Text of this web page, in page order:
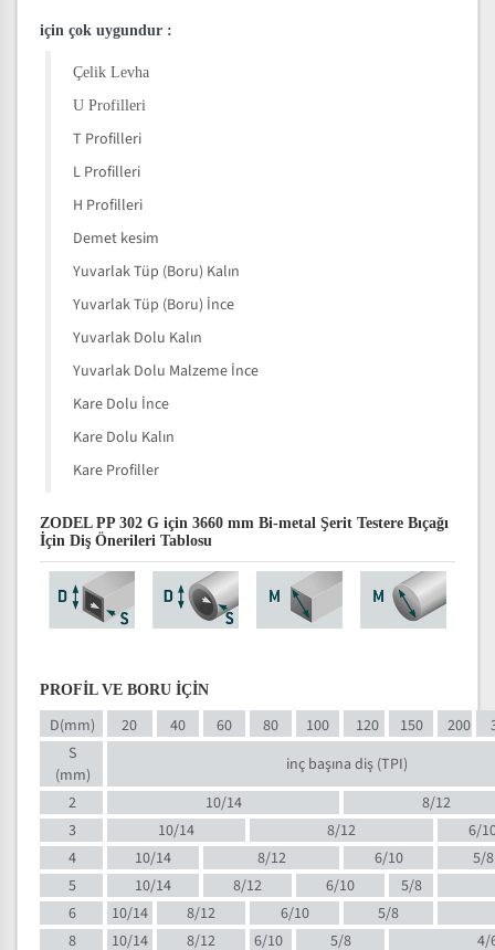
için çok uygundur :
Çelik Levha
U Profilleri
T Profilleri
L Profilleri
H Profilleri
Demet kesim
Yuvarlak Tüp (Boru) Kalın
Yuvarlak Tüp (Boru) İnce
Yuvarlak Dolu Kalın
Yuvarlak Dolu Malzeme İnce
Kare Dolu İnce
Kare Dolu Kalın
Kare Profiller
ZODEL PP 302 G için 3660 mm Bi-metal Şerit Testere Bıçağı
İçin Diş Önerileri Tablosu
PROFİL VE BORU İÇİN
D(mm) 20 40 60 80 100 120 150 200
S
(mm)
inç başına diş (TPI)
2
10/14
8/12
3
10/14 8/12
6/
4
10/14 8/12 6/10
5/8
5
10/14 8/12 6/10
5/8
6
10/14 8/12 6/10
5/8
8
10/14 8/12 6/10 5/8
4/